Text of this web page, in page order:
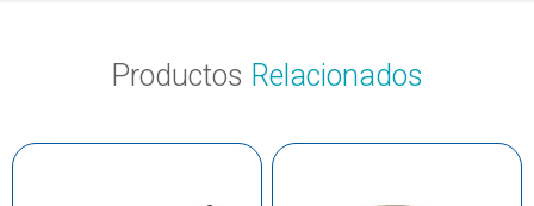
Productos Relacionados